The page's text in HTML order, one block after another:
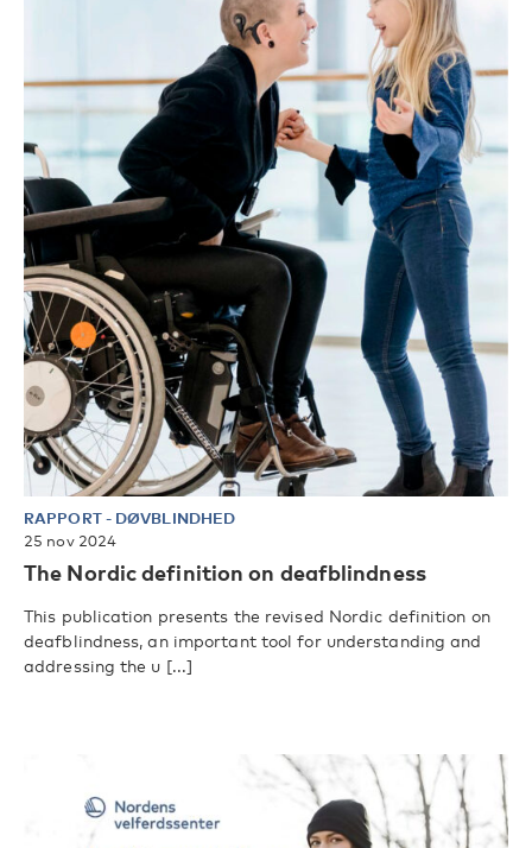
RAPPORT- DØVBLINDHED
25 nov 2024
The Nordic definition on deafblindness
This publication presents the revised Nordic definition on
deafblindness, an important tool for understanding and
addressing the u [...]